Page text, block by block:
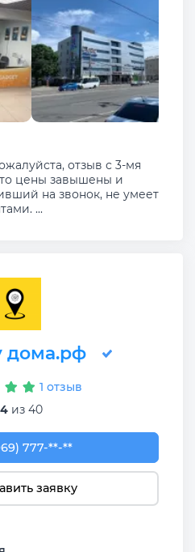
отзыв с 3-мя
цены завышены и
на звонок, не умеет
...
дома.рф
1 отзыв
из 40
777-50-55
777-**-**
заявку